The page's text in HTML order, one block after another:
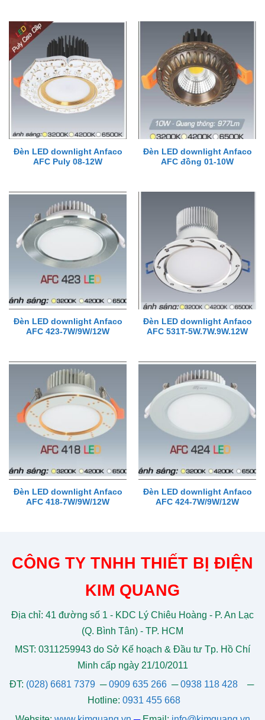
Đèn LED downlight Anfaco
AFC Puly 08-12W
Đèn LED downlight Anfaco
AFC đồng 01-10W
Đèn LED downlight Anfaco
AFC 423-7W/9W/12W
Đèn LED downlight Anfaco
AFC 531T-5W.7W.9W.12W
Đèn LED downlight Anfaco
AFC 418-7W/9W/12W
Đèn LED downlight Anfaco
AFC 424-7W/9W/12W
CÔNG TY TNHH THIẾT BỊ ĐIỆN
KIM QUANG
Địa chỉ: 41 đường số 1 - KDC Lý Chiêu Hoàng - P. An Lạc
(Q. Bình Tân) - TP. HCM
MST: 0311259943 do Sở Kế hoạch & Đầu tư Tp. Hồ Chí
Minh cấp ngày 21/10/2011
ĐT: (028) 6681 7379 ─0909 635 266─0938 118 428─
Hotline: 0931 455 668